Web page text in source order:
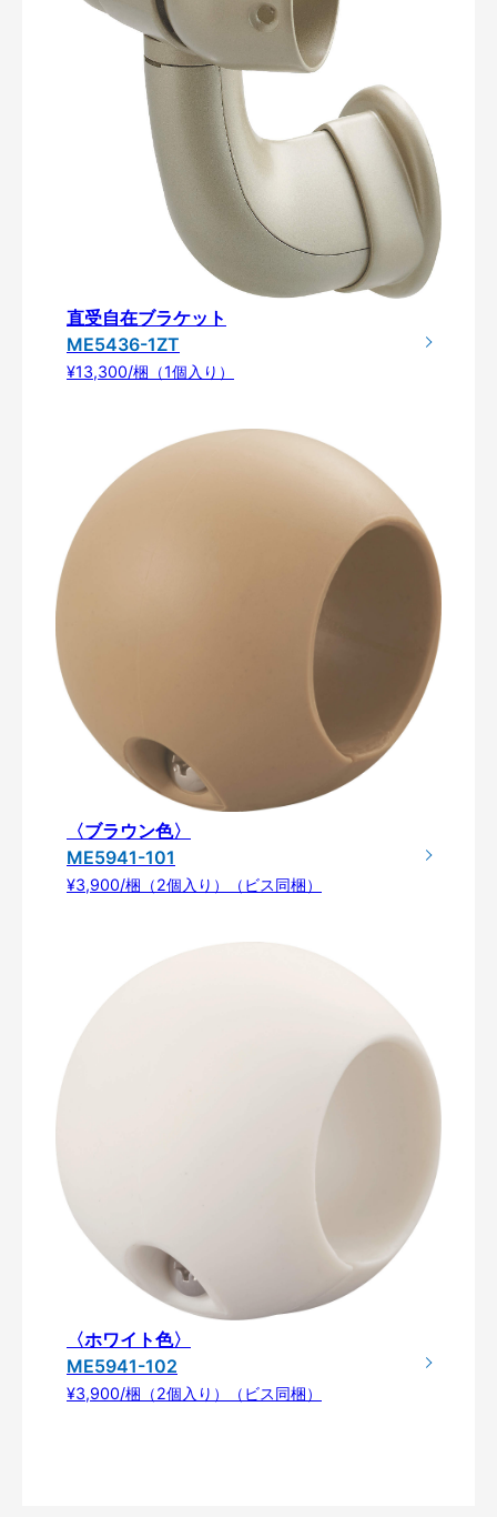
直受自在ブラケット
ME5436-1ZT
¥13,300/梱（1個入り）
〈ブラウン色〉
ME5941-101
¥3,900/梱（2個入り）（ビス同梱）
〈ホワイト色〉
ME5941-102
¥3,900/梱（2個入り）（ビス同梱）